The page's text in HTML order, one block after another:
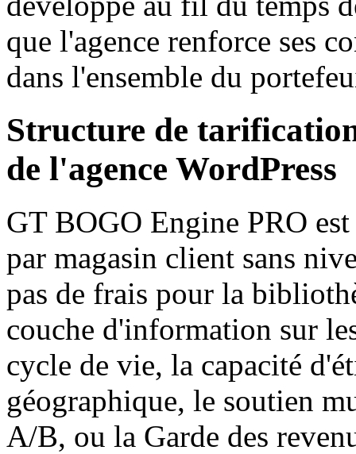
que l'agence renforce ses
dans l'ensemble du
Structure de
de l'agence WordPress
GT BOGO Engine PRO
par magasin client sans
pas de frais pour la
couche d'information sur
cycle de vie, la capacité
géographique, le soutien
A/B, ou la Garde des